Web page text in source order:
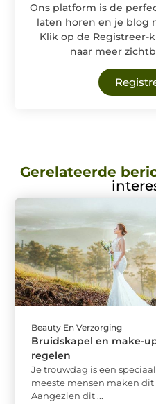
Ons platform is de
laten horen en je blog
Klik op de Registreer-
naar meer
Gerelateerde
Beauty En Verzorging
Bruidskapel en make-
regelen
Je trouwdag is een
meeste mensen maken
Aangezien dit ...